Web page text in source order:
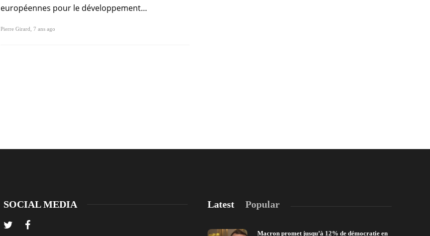
européennes pour le développement…
Pierre Girard 7 ans ago
SOCIAL MEDIA Latest Popular
Macron promet jusqu’à 12% de démocratie en